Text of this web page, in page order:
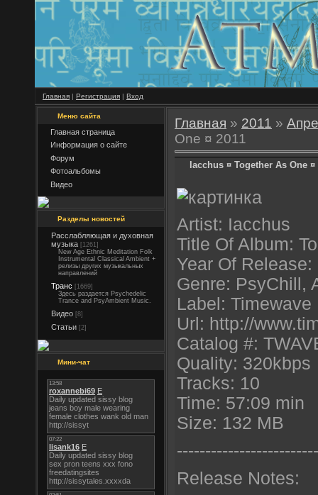
Главная | Регистрация | Вход
Меню сайта
Главная страница
Информация о сайте
Форум
Фотоальбомы
Видео
Разделы новостей
Расслабляющая и духовная
музыка [1261]
New Age Ethnic Meditation Folk
Instrumental Classical Ambient +
релизы других музыкальных
направлений
Транс [1669]
Здесь раздается Psychedelic
Trance and PsyAmbient Music.
Видео [8]
Статьи [2]
Мини-чат
Главная » 2011 »
One ¤ 2011
Iacchus ¤ Together As One ¤
Artist: Iacchus
Title Of Album:
Year Of
Genre: PsyChill,
Label: Timewave
Url: http://
Catalog #:
Quality: 320kbps
Tracks: 10
Time: 57:09 min
Size: 132 MB
----------------------
Release Notes: